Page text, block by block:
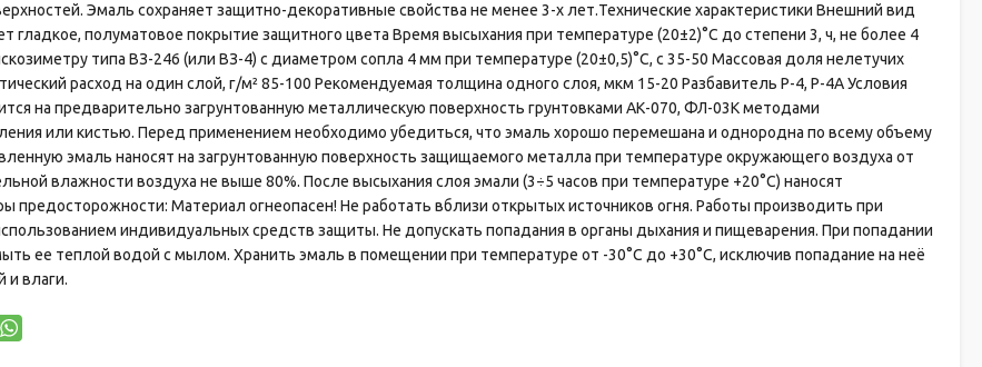
Эмаль сохраняет защитно-декоративные свойства не менее 3-х лет.Технические характеристики Внешний вид
гладкое, полуматовое покрытие защитного цвета Время высыхания при температуре (20±2)°С до степени 3, ч, не более 4
типа ВЗ-246 (или ВЗ-4) с диаметром сопла 4 мм при температуре (20±0,5)°С, с 35-50 Массовая доля нелетучих
расход на один слой, г/м² 85-100 Рекомендуемая толщина одного слоя, мкм 15-20 Разбавитель Р-4, Р-4А Условия
на предварительно загрунтованную металлическую поверхность грунтовками АК-070, ФЛ-03К методами
или кистью. Перед применением необходимо убедиться, что эмаль хорошо перемешана и однородна по всему объему
эмаль наносят на загрунтованную поверхность защищаемого металла при температуре окружающего воздуха от
влажности воздуха не выше 80%. После высыхания слоя эмали (3÷5 часов при температуре +20°С) наносят
Материал огнеопасен! Не работать вблизи открытых источников огня. Работы производить при
индивидуальных средств защиты. Не допускать попадания в органы дыхания и пищеварения. При попадании
ее теплой водой с мылом. Хранить эмаль в помещении при температуре от -30°С до +30°С, исключив попадание на неё
и влаги.